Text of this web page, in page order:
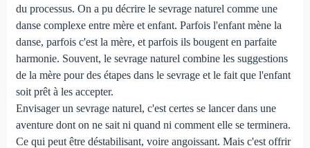
du processus. On a pu décrire le sevrage naturel comme une
danse complexe entre mère et enfant. Parfois l'enfant mène la
danse, parfois c'est la mère, et parfois ils bougent en parfaite
harmonie. Souvent, le sevrage naturel combine les suggestions
de la mère pour des étapes dans le sevrage et le fait que l'enfant
soit prêt à les accepter.
Envisager un sevrage naturel, c'est certes se lancer dans une
aventure dont on ne sait ni quand ni comment elle se terminera.
Ce qui peut être déstabilisant, voire angoissant. Mais c'est offrir